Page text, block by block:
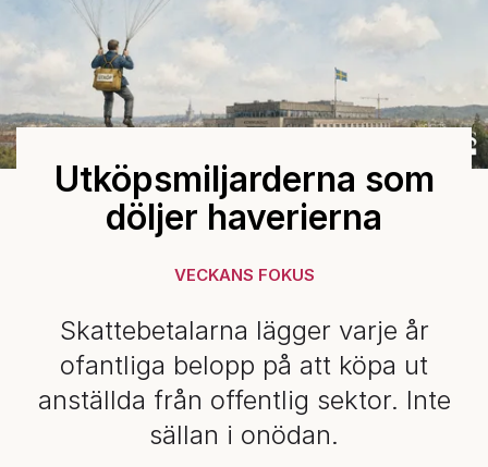
Utköpsmiljarderna som
döljer haverierna
VECKANS FOKUS
Skattebetalarna lägger varje år
ofantliga belopp på att köpa ut
anställda från offentlig sektor. Inte
sällan i onödan.